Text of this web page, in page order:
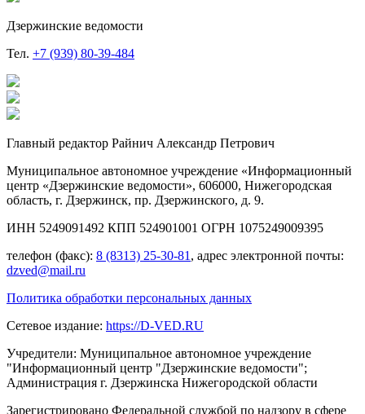
Дзержинские ведомости
Тел. +7 (939) 80-39-484
Главный редактор Райнич Александр Петрович
Муниципальное автономное учреждение «Информационный
центр «Дзержинские ведомости», 606000, Нижегородская
область, г. Дзержинск, пр. Дзержинского, д. 9.
ИНН 5249091492 КПП 524901001 ОГРН 1075249009395
телефон (факс): 8 (8313) 25-30-81 , адрес электронной почты:
dzved@mail.ru
Политика обработки персональных данных
Сетевое издание: https://D-VED.RU
Учредители: Муниципальное автономное учреждение
"Информационный центр "Дзержинские ведомости";
Администрация г. Дзержинска Нижегородской области
Зарегистрировано Федеральной службой по надзору в сфере